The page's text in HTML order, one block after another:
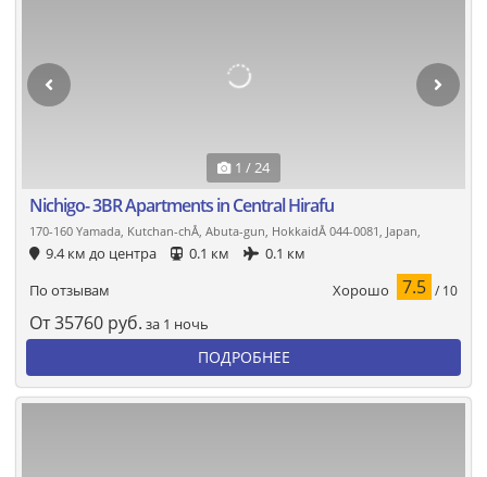
1 / 24
Nichigo- 3BR Apartments in Central Hirafu
170-160 Yamada, Kutchan-chÅ, Abuta-gun, HokkaidÅ 044-0081, Japan,
9.4 км до центра 0.1 км
0.1 км
По отзывам
Хорошо 7.5 / 10
От35760 руб. за 1 ночь
ПОДРОБНЕЕ